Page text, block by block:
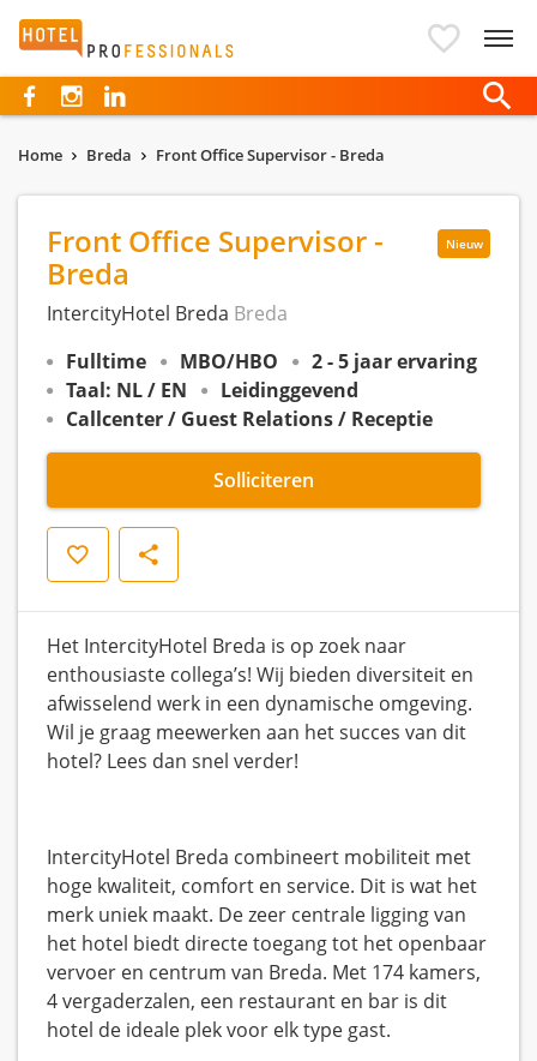
Hotelprofessionals
Home Breda Front Office Supervisor - Breda
Nieuw
Front Office Supervisor -
Breda
IntercityHotel Breda Breda
Fulltime
MBO/HBO
2 - 5 jaar ervaring
Taal: NL / EN
Leidinggevend
Callcenter / Guest Relations / Receptie
Solliciteren
Opslaan Delen
Het IntercityHotel Breda is op zoek naar
enthousiaste collega’s! Wij bieden diversiteit en
afwisselend werk in een dynamische omgeving.
Wil je graag meewerken aan het succes van dit
hotel? Lees dan snel verder!
IntercityHotel Breda combineert mobiliteit met
hoge kwaliteit, comfort en service. Dit is wat het
merk uniek maakt. De zeer centrale ligging van
het hotel biedt directe toegang tot het openbaar
vervoer en centrum van Breda. Met 174 kamers,
4 vergaderzalen, een restaurant en bar is dit
hotel de ideale plek voor elk type gast.